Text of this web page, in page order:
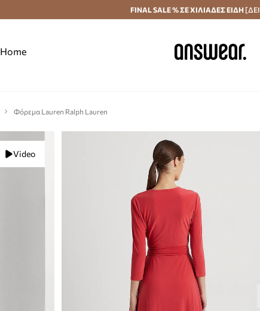
Αποστολή σε 24 ώρες Εξοικονομήστε
FINAL SALE % ΣΕ ΧΙΛΙΑΔΕΣ ΕΙΔΗ
Home
Φόρεμα Lauren Ralph Lauren
Video